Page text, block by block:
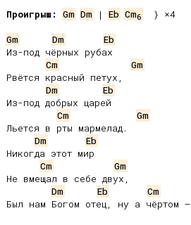
Проигрыш:
Gm Dm | Eb Cm6
  } ×4
Gm
Dm
Eb
Из-под чёрных рубах
Cm
Gm
Рвётся красный петух,
Dm
Eb
Из-под добрых царей
Cm
Gm
Льется в рты мармелад.
Dm
Eb
Никогда этот мир
Cm
Gm
Не вмещал в себе двух,
Dm
Eb
Cm
Был нам Богом отец, ну а чёртом –